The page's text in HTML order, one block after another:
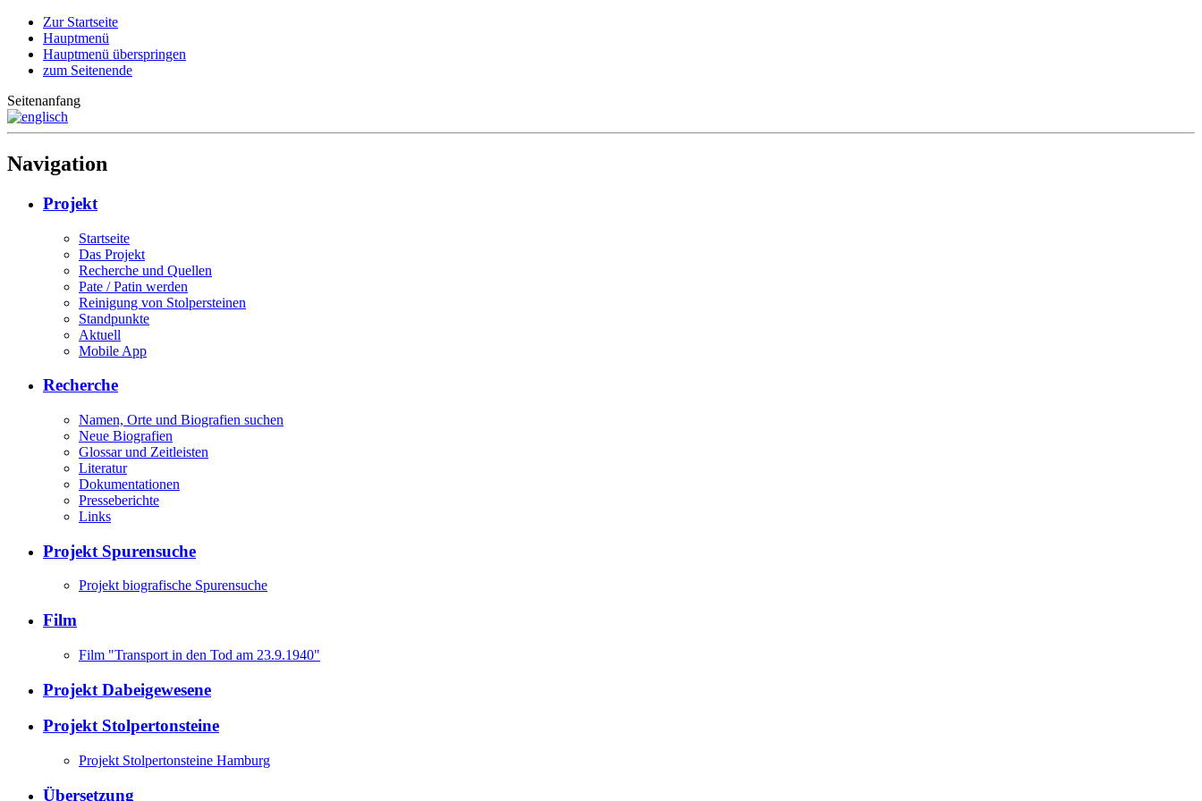
Zur Startseite
Hauptmenü
Hauptmenü überspringen
zum Seitenende
Seitenanfang
Navigation
Projekt
Startseite
Das Projekt
Recherche und Quellen
Pate / Patin werden
Reinigung von Stolpersteinen
Standpunkte
Aktuell
Mobile App
Recherche
Namen, Orte und Biografien suchen
Neue Biografien
Glossar und Zeitleisten
Literatur
Dokumentationen
Presseberichte
Links
Projekt Spurensuche
Projekt biografische Spurensuche
Film
Film "Transport in den Tod am 23.9.1940"
Projekt Dabeigewesene
Projekt Stolpertonsteine
Projekt Stolpertonsteine Hamburg
Übersetzung